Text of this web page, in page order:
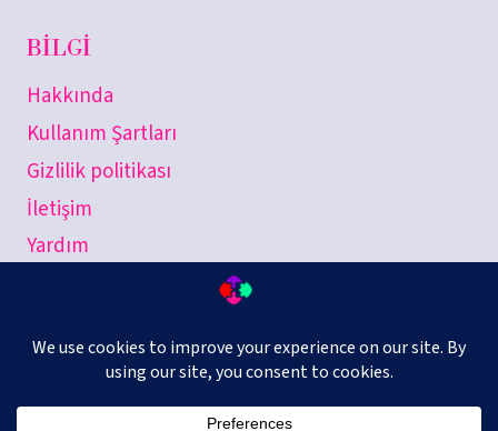
BILGI
Hakkında
Kullanım Şartları
Gizlilik politikası
İletişim
Yardım
combinUp © 2026